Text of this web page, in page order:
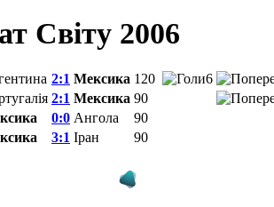
Світу 2006
2:1 Мексика 120
6
2:1 Мексика 90
0:0 Ангола
90
3:1 Іран 90